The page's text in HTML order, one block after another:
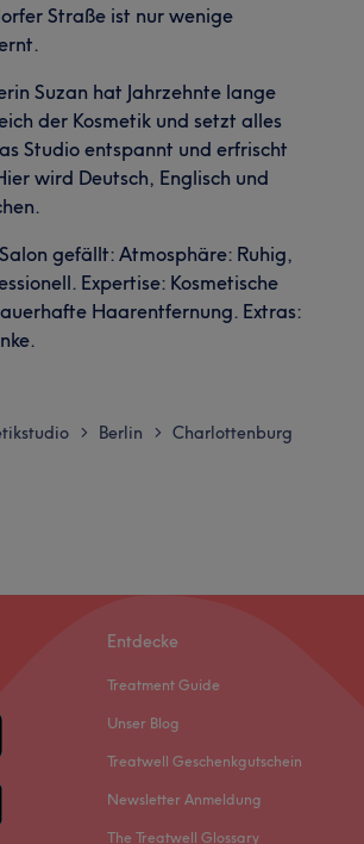
Straße ist nur wenige
Suzan hat Jahrzehnte lange
der Kosmetik und setzt alles
Studio entspannt und erfrischt
wird Deutsch, Englisch und
gefällt: Atmosphäre: Ruhig,
Expertise: Kosmetische
Haarentfernung. Extras:
> Berlin > Charlottenburg
Entdecke
Treatment Guide
Unser Blog
Treatwell Geschenkgutschein
Newsletter Anmeldung
The Treatwell Glossary